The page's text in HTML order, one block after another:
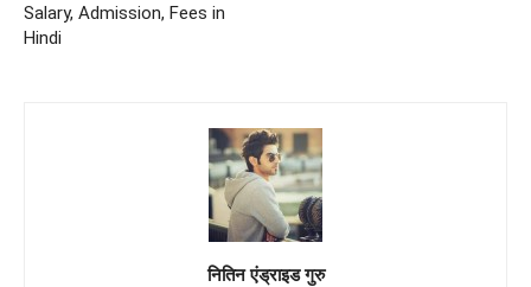
Salary, Admission, Fees in
Hindi
नितिन एंड्राइड गुरु